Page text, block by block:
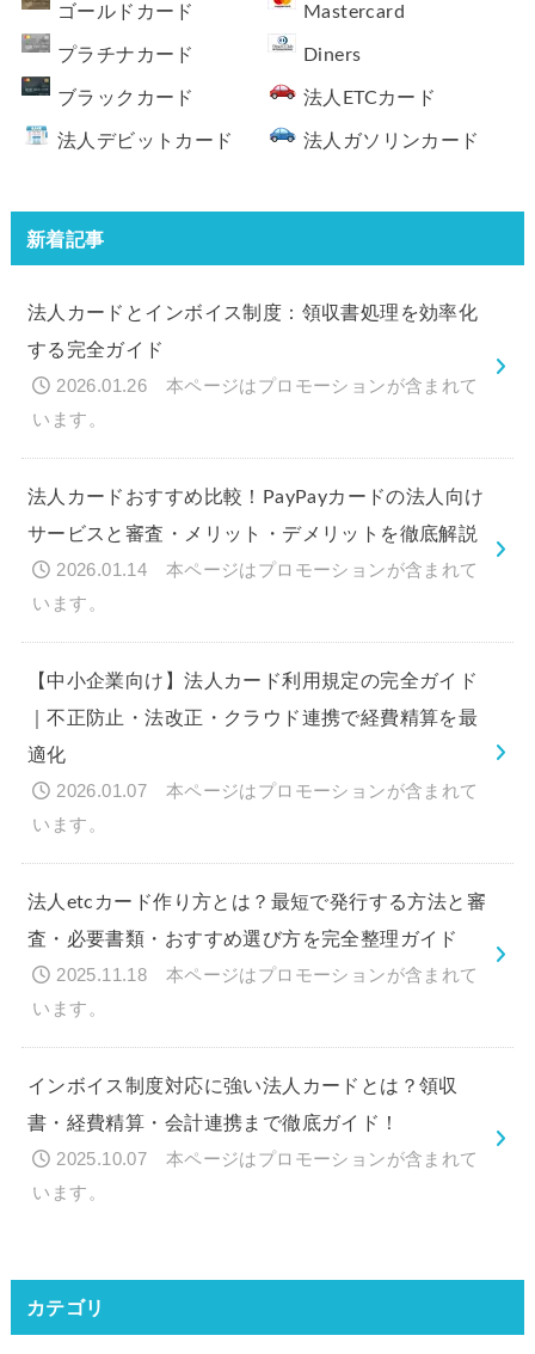
ゴールドカード Mastercard
プラチナカード Diners
ブラックカード 法人ETCカード
法人デビットカード 法人ガソリンカード
新着記事
法人カードとインボイス制度：領収書処理を効率化
する完全ガイド
2026.01.26
法人カードおすすめ比較！PayPayカードの法人向け
サービスと審査・メリット・デメリットを徹底解説
2026.01.14
【中小企業向け】法人カード利用規定の完全ガイド
｜不正防止・法改正・クラウド連携で経費精算を最
適化
2026.01.07
法人etcカード作り方とは？最短で発行する方法と審
査・必要書類・おすすめ選び方を完全整理ガイド
2025.11.18
インボイス制度対応に強い法人カードとは？領収
書・経費精算・会計連携まで徹底ガイド！
2025.10.07
カテゴリ